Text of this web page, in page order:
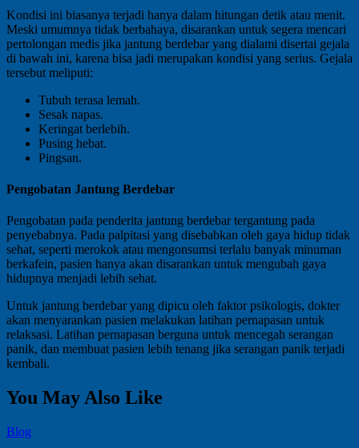
Kondisi ini biasanya terjadi hanya dalam hitungan detik atau menit.
Meski umumnya tidak berbahaya, disarankan untuk segera mencari
pertolongan medis jika jantung berdebar yang dialami disertai gejala
di bawah ini, karena bisa jadi merupakan kondisi yang serius. Gejala
tersebut meliputi:
Tubuh terasa lemah.
Sesak napas.
Keringat berlebih.
Pusing hebat.
Pingsan.
Pengobatan Jantung Berdebar
Pengobatan pada penderita jantung berdebar tergantung pada
penyebabnya. Pada palpitasi yang disebabkan oleh gaya hidup tidak
sehat, seperti merokok atau mengonsumsi terlalu banyak minuman
berkafein, pasien hanya akan disarankan untuk mengubah gaya
hidupnya menjadi lebih sehat.
Untuk jantung berdebar yang dipicu oleh faktor psikologis, dokter
akan menyarankan pasien melakukan latihan pernapasan untuk
relaksasi. Latihan pernapasan berguna untuk mencegah serangan
panik, dan membuat pasien lebih tenang jika serangan panik terjadi
kembali.
You May Also Like
Blog